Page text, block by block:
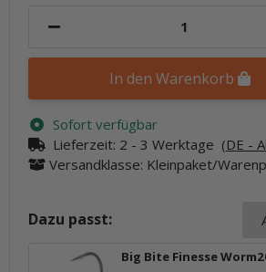
In den Warenkorb
Sofort verfügbar
Lieferzeit: 2 - 3 Werktage (DE -
Versandklasse: Kleinpaket/
Dazu passt:
Big Bite Finesse